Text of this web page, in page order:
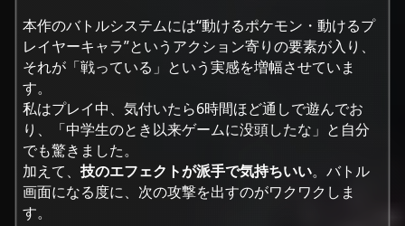
本作のバトルシステムには“動けるポケモン・動けるプ
レイヤーキャラ”というアクション寄りの要素が入り、
それが「戦っている」という実感を増幅させていま
す。
私はプレイ中、気付いたら6時間ほど通しで遊んでお
り、「中学生のとき以来ゲームに没頭したな」と自分
でも驚きました。
加えて、 技のエフェクトが派手で気持ちいい。バトル
画面になる度に、次の攻撃を出すのがワクワクしま
す。